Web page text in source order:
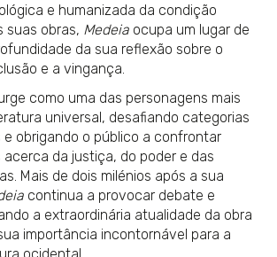
e humanizada da condição
suas obras, Medeia ocupa um lugar de
da sua reflexão sobre o
e a vingança.
como uma das personagens mais
universal, desafiando categorias
e obrigando o público a confrontar
da justiça, do poder e das
Mais de dois milénios após a sua
continua a provocar debate e
a extraordinária atualidade da obra
importância incontornável para a
ocidental.